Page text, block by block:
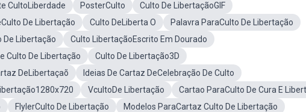
CultoLiberdade PosterCulto
Culto De LibertaçãoGIF
De Libertação Culto DeLiberta O
Palavra ParaCulto De Libertação
De Libertação
Culto LibertaçãoEscrito Em Dourado
Culto De Libertação
Culto De Libertação3D
DeLibertaçaõ
Ideias De Cartaz DeCelebração De Culto
VcultoDe Libertação
Cartao ParaCulto De Cura E
FlylerCulto De Libertação
Modelos ParaCartaz Culto De Libertação